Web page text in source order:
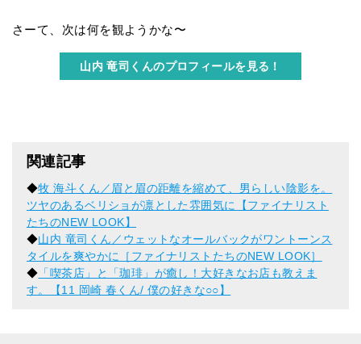
さーて、次は何を観ようかな〜
山内 竜司 くんのプロフィールを見る！
関連記事
◆牧 海斗くん／眉と眉の距離を縮めて、男らしい陰影を。
ツヤのあるベリショが凛とした雰囲気に【ファイナリスト
たちのNEW LOOK】
◆山内 竜司くん／ウェットなオールバックがワントーンス
タイルを爽やかに［ファイナリストたちのNEW LOOK］
◆ 「喫茶店」と「珈琲」が癒し！大好きなお店も教えま
す。【11 岡崎 春くん/ 僕の好きな○○】